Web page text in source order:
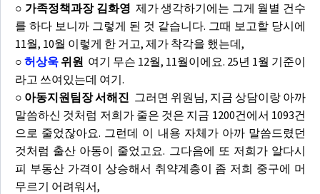
○ 가족정책과장 김화영 제가 생각하기에는 그게 월별 건수
를 하다 보니까 그렇게 된 것 같습니다. 그때 보고할 당시에
11월, 10월 이렇게 한 거고, 제가 착각을 했는데,
○ 허상욱 위원 여기 무슨 12월, 11월이에요. 25년 1월 기준이
라고 쓰여있는데 여기.
○ 아동지원팀장 서해진 그러면 위원님, 지금 상담이랑 아까
말씀하신 것처럼 저희가 줄은 것은 지금 1200건에서 1093건
으로 줄었잖아요. 그런데 이 내용 자체가 아까 말씀드렸던
것처럼 출산 아동이 줄었고요. 그다음에 또 저희가 알다시
피 부동산 가격이 상승해서 취약계층이 좀 저희 중구에 머
무르기 어려워서,